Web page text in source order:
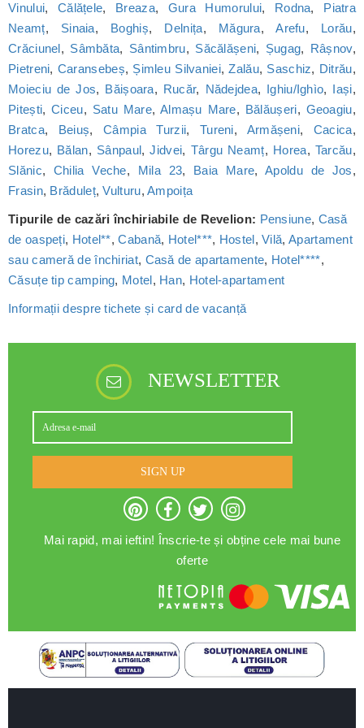
Vinului, Călățele, Breaza, Gura Humorului, Rodna, Piatra
Neamț, Sinaia, Boghiș, Delnița, Măgura,Arefu, Lorău,
Crăciunel, Sâmbăta, Sântimbru, Săcălășeni, Șugag, Râșnov,
Pietreni, Caransebeș, Șimleu Silvaniei,Zalău, Saschiz, Ditrău,
Moieciu de Jos, Băișoara, Rucăr, Nădejdea, Ighiu/Ighìo, Iași,
Pitești,Ciceu, Satu Mare, Almașu Mare, Bălăușeri, Geoagiu,
Bratca, Beiuș, Câmpia Turzii, Tureni, Armășeni, Cacica,
Horezu, Bălan, Sânpaul,Jidvei, Târgu Neamț, Horea, Tarcău,
Slănic, Chilia Veche, Mila 23, Baia Mare,Apoldu de Jos,
Frasin, Brăduleț,Vulturu,Ampoița
Tipurile de cazări închiriabile de Revelion: Pensiune, Casă
de oaspeți, Hotel**,Cabană, Hotel***, Hostel,Vilă, Apartament
sau cameră de închiriat, Casă de apartamente, Hotel****,
Căsuțe tip camping, Motel, Han, Hotel-apartament
Informații despre tichete și card de vacanță
NEWSLETTER
SIGN UP
Mai rapid, mai ieftin! Înscrie-te și obține cele mai bune
oferte